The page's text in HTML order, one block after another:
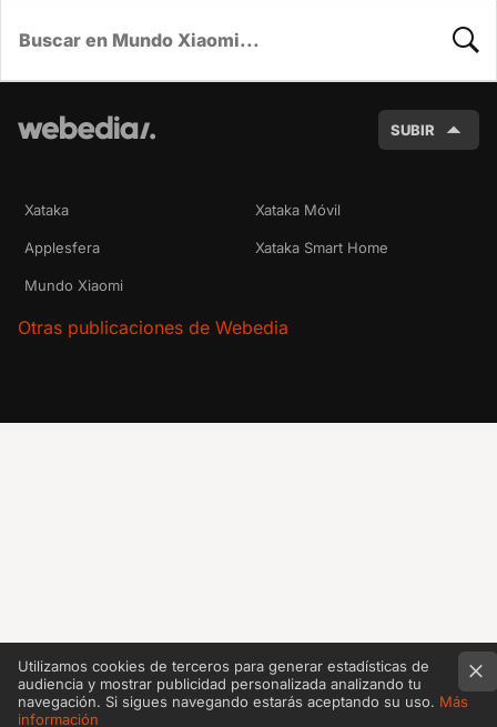
SUBIR
Xataka Xataka Móvil
Applesfera Xataka Smart Home
Mundo Xiaomi
Otras publicaciones de Webedia
Utilizamos cookies de terceros para generar estadísticas de
audiencia y mostrar publicidad personalizada analizando tu
navegación. Si sigues navegando estarás aceptando su uso. Más
información